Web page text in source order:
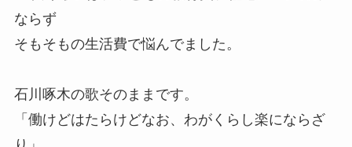
ならず
そもそもの生活費で悩んでました。
石川啄木の歌そのままです。
「働けどはたらけどなお、わがくらし楽にならざ